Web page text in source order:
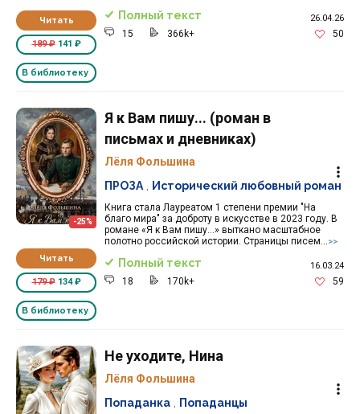
Читать
189 ₽141 ₽
В библиотеку
Полный текст 26.04.26
15 366k+ 50
-25%
Читать
179 ₽134 ₽
В библиотеку
Я к Вам пишу... (роман в
письмах и дневниках)
Лёля Фольшина
Книга стала Лауреатом 1 степени премии "На
благо мира" за доброту в искусстве в 2023 году. В
романе «Я к Вам пишу…» выткано масштабное
полотно российской истории. Страницы писем...
>>
ПРОЗА Исторический любовный роман
Полный текст 16.03.24
18 170k+ 59
Не уходите, Нина
Лёля Фольшина
Попаданка Попаданцы